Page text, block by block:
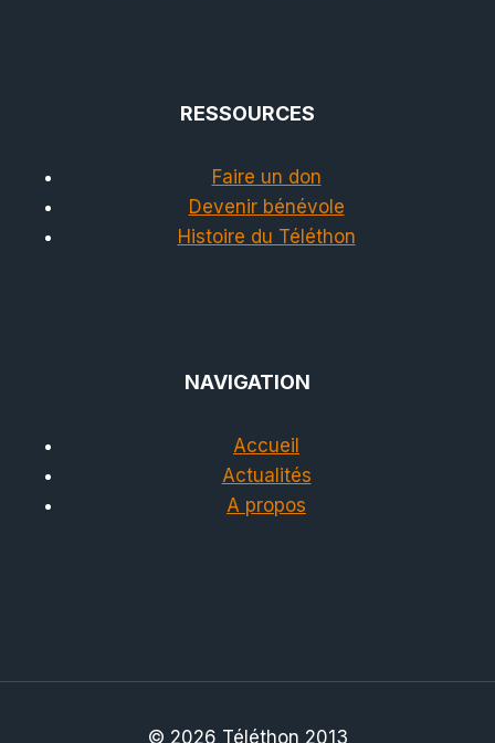
RESSOURCES
Faire un don
Devenir bénévole
Histoire du Téléthon
NAVIGATION
Accueil
Actualités
A propos
© 2026 Téléthon 2013